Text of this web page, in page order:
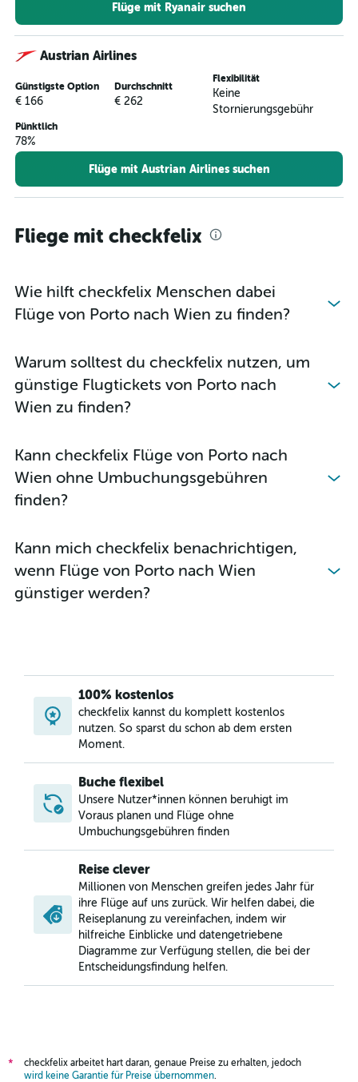
Flüge mit Ryanair suchen
Austrian Airlines
Günstigste Option
€ 166
Durchschnitt
€ 262
Flexibilität
Keine
Stornierungsgebühr
Pünktlich
78%
Flüge mit Austrian Airlines suchen
Fliege mit checkfelix
Wie hilft checkfelix Menschen dabei
Flüge von Porto nach Wien zu finden?
Warum solltest du checkfelix nutzen, um
günstige Flugtickets von Porto nach
Wien zu finden?
Kann checkfelix Flüge von Porto nach
Wien ohne Umbuchungsgebühren
finden?
Kann mich checkfelix benachrichtigen,
wenn Flüge von Porto nach Wien
günstiger werden?
100% kostenlos
checkfelix kannst du komplett kostenlos
nutzen. So sparst du schon ab dem ersten
Moment.
Buche flexibel
Unsere Nutzer*innen können beruhigt im
Voraus planen und Flüge ohne
Umbuchungsgebühren finden
Reise clever
Millionen von Menschen greifen jedes Jahr für
ihre Flüge auf uns zurück. Wir helfen dabei, die
Reiseplanung zu vereinfachen, indem wir
hilfreiche Einblicke und datengetriebene
Diagramme zur Verfügung stellen, die bei der
Entscheidungsfindung helfen.
*
checkfelix arbeitet hart daran, genaue Preise zu erhalten, jedoch
wird keine Garantie für Preise übernommen.